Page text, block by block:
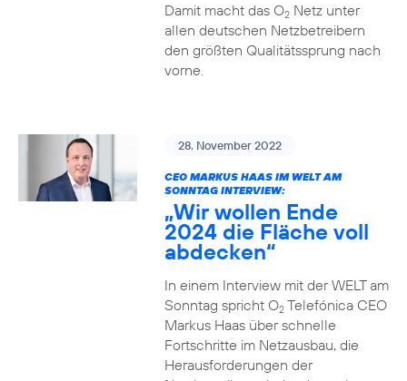
Damit macht das O2Netz unter
allen deutschen Netzbetreibern
den größten Qualitätssprung nach
vorne.
28. November 2022
CEO MARKUS HAAS IM WELT AM
SONNTAG INTERVIEW:
„Wir wollen Ende
2024 die Fläche voll
abdecken“
In einem Interview mit der WELT am
Sonntag spricht O2Telefónica CEO
Markus Haas über schnelle
Fortschritte im Netzausbau, die
Herausforderungen der